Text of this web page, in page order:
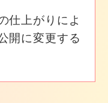
仕上がりによ
開に変更する